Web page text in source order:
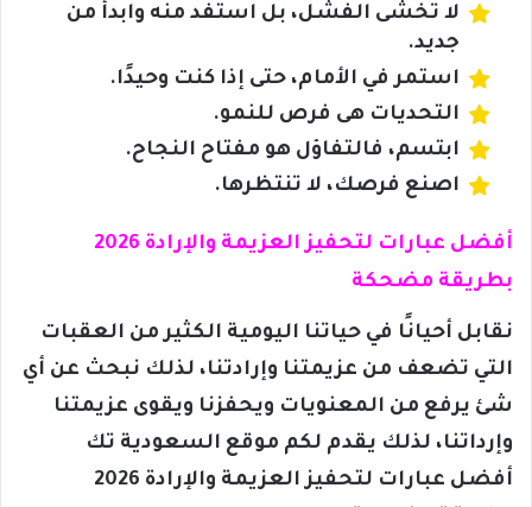
لا تخشى الفشل، بل استفد منه وابدأ من
جديد.
استمر في الأمام، حتى إذا كنت وحيدًا.
التحديات هى فرص للنمو.
ابتسم، فالتفاؤل هو مفتاح النجاح.
اصنع فرصك، لا تنتظرها.
أفضل عبارات لتحفيز العزيمة والإرادة 2026
بطريقة مضحكة
نقابل أحيانًا في حياتنا اليومية الكثير من العقبات
التي تضعف من عزيمتنا وإرادتنا، لذلك نبحث عن أي
شئ يرفع من المعنويات ويحفزنا ويقوى عزيمتنا
وإرداتنا، لذلك يقدم لكم موقع السعودية تك
أفضل عبارات لتحفيز العزيمة والإرادة 2026